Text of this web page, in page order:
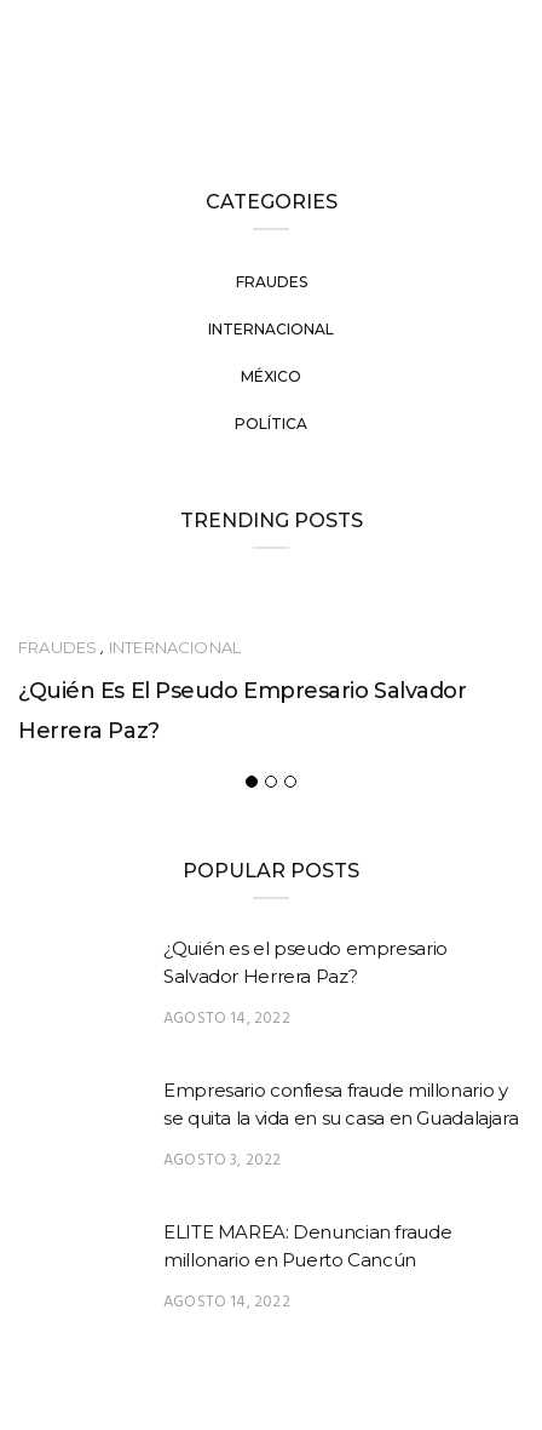
CATEGORIES
FRAUDES
INTERNACIONAL
MÉXICO
POLÍTICA
TRENDING POSTS
FRAUDES , INTERNACIONAL
¿Quién Es El Pseudo Empresario Salvador
Herrera Paz?
POPULAR POSTS
¿Quién es el pseudo empresario
Salvador Herrera Paz?
AGOSTO 14, 2022
Empresario confiesa fraude millonario y
se quita la vida en su casa en Guadalajara
AGOSTO 3, 2022
ELITE MAREA: Denuncian fraude
millonario en Puerto Cancún
AGOSTO 14, 2022